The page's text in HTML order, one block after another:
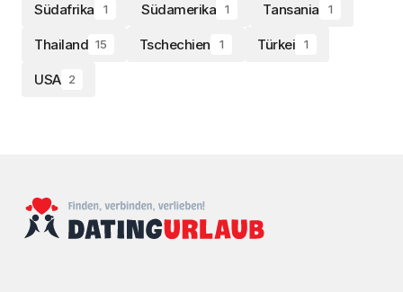
Südafrika 1 Südamerika 1 Tansania 1
Thailand 15 Tschechien 1 Türkei 1
USA 2